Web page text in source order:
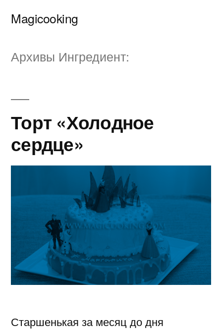
Magicooking
Архивы Ингредиент:
Торт «Холодное
сердце»
Старшенькая за месяц до дня